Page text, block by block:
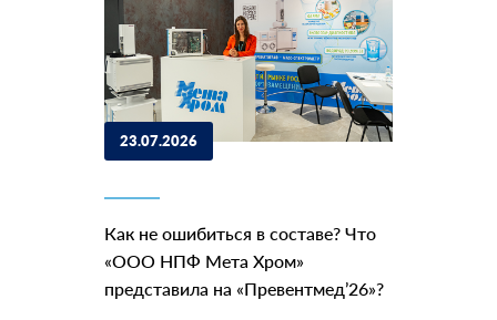
23.07.2026
Как не ошибиться в составе? Что
«ООО НПФ Мета Хром»
представила на «Превентмед’26»?